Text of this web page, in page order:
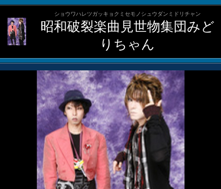
ショウワハレツガッキョクミセモノシュウダンミドリチャン
昭和破裂楽曲見世物集団みど
りちゃん